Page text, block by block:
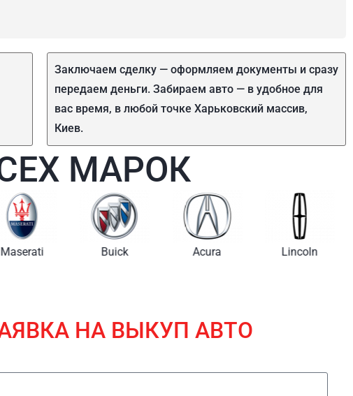
Заключаем сделку — оформляем документы и сразу
передаем деньги. Забираем авто — в удобное для
вас время, в любой точке Харьковский массив,
Киев.
МАРОК
Maserati Buick Acura Lincoln
НА ВЫКУП АВТО